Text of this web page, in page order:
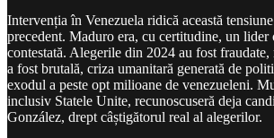
Intervenția în Venezuela ridică această
precedent. Maduro era, cu certitudine, un lider
contestată. Alegerile din 2024 au fost fraudate,
a fost brutală, criza umanitară generată de
exodul a peste opt milioane de venezueleni.
inclusiv Statele Unite, recunoscuseră deja
González, drept câștigătorul real al alegerilor.